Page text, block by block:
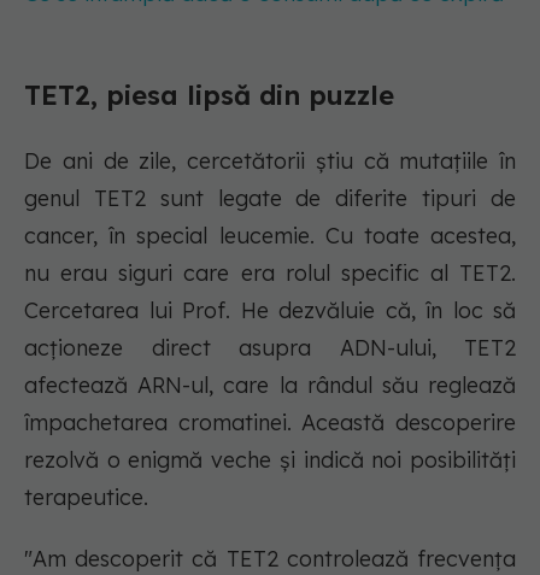
TET2, piesa lipsă din puzzle
De ani de zile, cercetătorii știu că mutațiile în
genul TET2 sunt legate de diferite tipuri de
cancer, în special leucemie. Cu toate acestea,
nu erau siguri care era rolul specific al TET2.
Cercetarea lui Prof. He dezvăluie că, în loc să
acționeze direct asupra ADN-ului, TET2
afectează ARN-ul, care la rândul său reglează
împachetarea cromatinei. Această descoperire
rezolvă o enigmă veche și indică noi posibilități
terapeutice.
"Am descoperit că TET2 controlează frecvența